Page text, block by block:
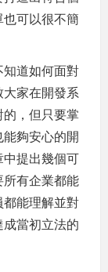
可以很不簡
道如何面對
家在開發系
，但只要掌
夠安心的開
提出幾個可
有企業都能
能理解並對
當初立法的